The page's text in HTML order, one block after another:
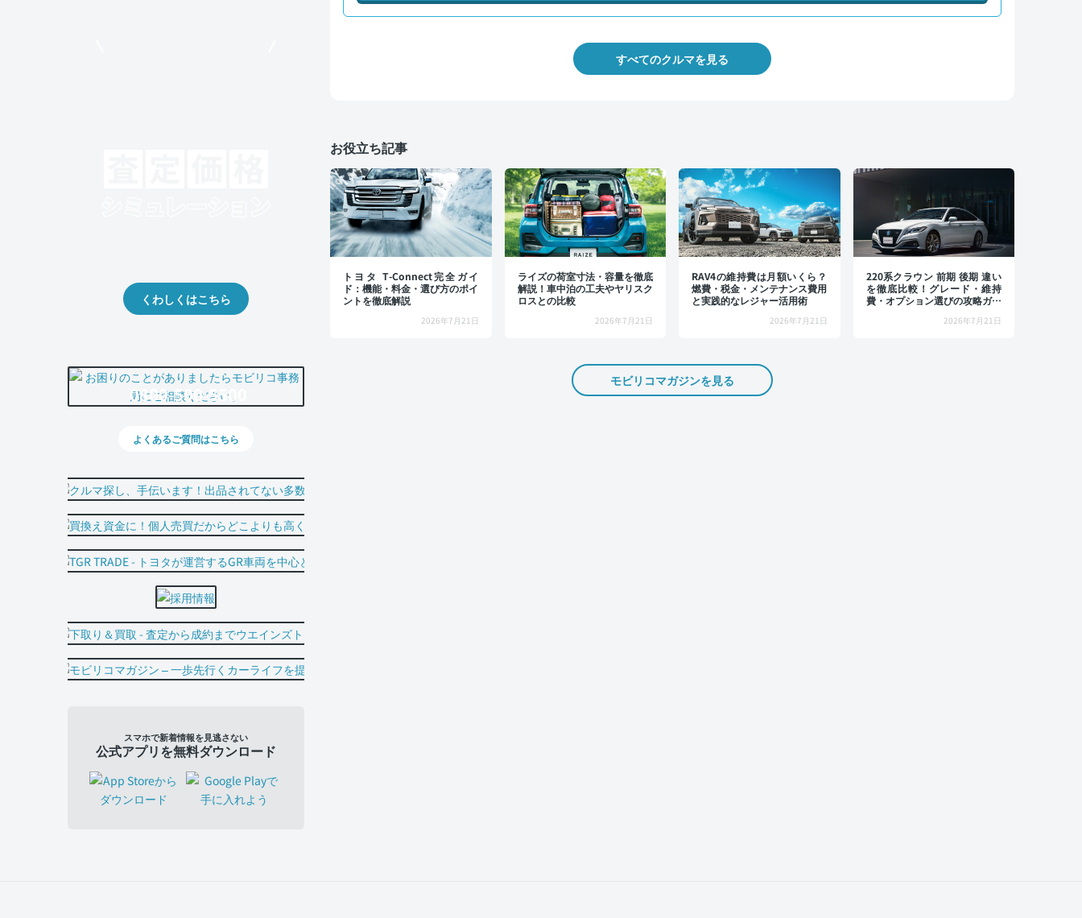
すべてのクルマを見る
お役立ち記事
トヨタ T-Connect完全ガイ
ド：機能・料金・選び方のポイ
ントを徹底解説
2026年7月21日
ライズの荷室寸法・容量を徹底
解説！車中泊の工夫やヤリスク
ロスとの比較
2026年7月21日
RAV4の維持費は月額いくら？
燃費・税金・メンテナンス費用
と実践的なレジャー活用術
2026年7月21日
220系クラウン 前期 後期 違い
を徹底比較！グレード・維持
費・オプション選びの攻略ガイ
2026年7月21日
モビリコマガジンを見る
くわしくはこちら
0800-500-5500
よくあるご質問はこちら
スマホで新着情報を見逃さない
公式アプリを無料ダウンロード